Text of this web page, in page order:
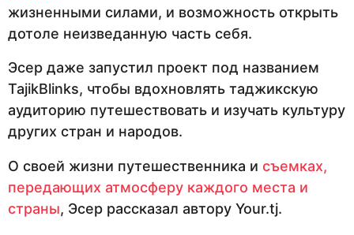
жизненными силами, и возможность открыть
дотоле неизведанную часть себя.
Эсер даже запустил проект под названием
TajikBlinks, чтобы вдохновлять таджикскую
аудиторию путешествовать и изучать культуру
других стран и народов.
О своей жизни путешественника и съемках,
передающих атмосферу каждого места и
страны, Эсер рассказал автору Your.tj.